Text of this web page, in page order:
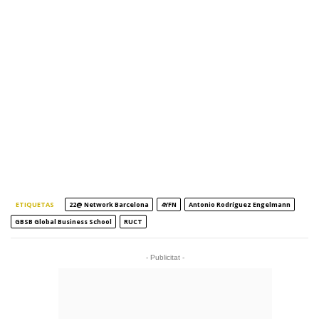
ETIQUETAS 22@ Network Barcelona 4YFN
Antonio Rodríguez Engelmann
GBSB Global Business School
RUCT
- Publicitat -